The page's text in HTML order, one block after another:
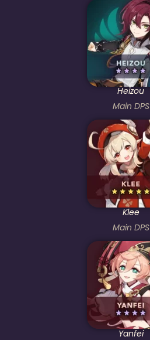
Heizou
Main DPS
Klee
Main DPS
Yanfei